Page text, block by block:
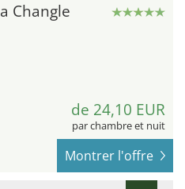
Changle
de 24,10 EUR
par chambre et nuit
Montrer l'offre